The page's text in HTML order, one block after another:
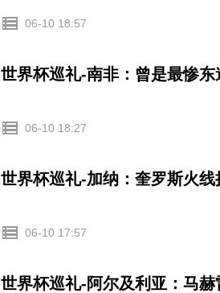
06-10 18:57
世界杯巡礼-南非：曾是最惨
06-10 18:27
世界杯巡礼-加纳：奎罗斯火
06-10 17:57
世界杯巡礼-阿尔及利亚：马